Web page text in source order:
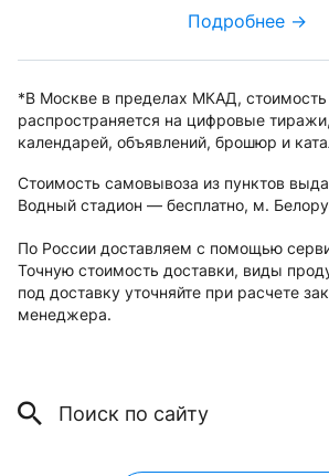
Подробнее →
*В Москве в пределах МКАД, стоимость
распространяется на цифровые
календарей, объявлений, брошюр и
Стоимость самовывоза из пунктов
Водный стадион — бесплатно, м.
По России доставляем с помощью
Точную стоимость доставки, виды
под доставку уточняйте при расчете
менеджера.